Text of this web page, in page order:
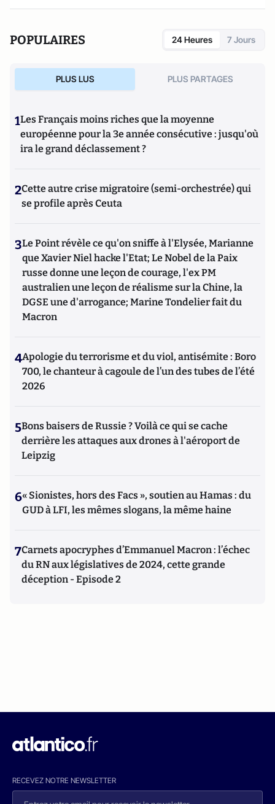
POPULAIRES 24 Heures 7 Jours
PLUS LUS PLUS PARTAGES
1Les Français moins riches que la moyenne
européenne pour la 3e année consécutive : jusqu'où
ira le grand déclassement ?
2Cette autre crise migratoire (semi-orchestrée) qui
se profile après Ceuta
3Le Point révèle ce qu'on sniffe à l'Elysée, Marianne
que Xavier Niel hacke l'Etat; Le Nobel de la Paix
russe donne une leçon de courage, l'ex PM
australien une leçon de réalisme sur la Chine, la
DGSE une d'arrogance; Marine Tondelier fait du
Macron
4Apologie du terrorisme et du viol, antisémite : Boro
700, le chanteur à cagoule de l’un des tubes de l’été
2026
5Bons baisers de Russie ? Voilà ce qui se cache
derrière les attaques aux drones à l'aéroport de
Leipzig
6« Sionistes, hors des Facs », soutien au Hamas : du
GUD à LFI, les mêmes slogans, la même haine
7Carnets apocryphes d’Emmanuel Macron : l’échec
du RN aux législatives de 2024, cette grande
déception - Episode 2
RECEVEZ NOTRE NEWSLETTER